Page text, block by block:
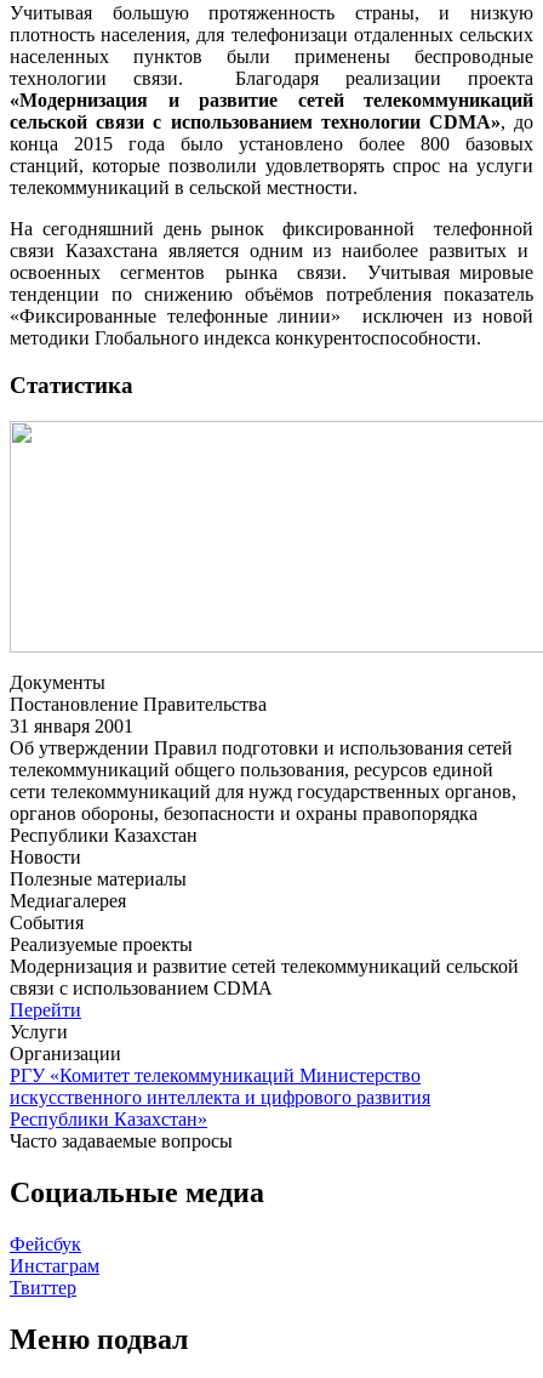
Учитывая большую протяженность страны, и низкую
плотность населения, для телефонизаци отдаленных сельских
населенных пунктов были применены беспроводные
технологии связи. Благодаря реализации проекта
«Модернизация и развитие сетей телекоммуникаций
сельской связи с использованием технологии CDMA», до
конца 2015 года было установлено более 800 базовых
станций, которые позволили удовлетворять спрос на услуги
телекоммуникаций в сельской местности.
На сегодняшний день рынок фиксированной телефонной
связи Казахстана является одним из наиболее развитых и
освоенных сегментов рынка связи. Учитывая мировые
тенденции по снижению объёмов потребления показатель
«Фиксированные телефонные линии» исключен из новой
методики Глобального индекса конкурентоспособности.
Статистика
Документы
Постановление Правительства
31 января 2001
Об утверждении Правил подготовки и использования сетей
телекоммуникаций общего пользования, ресурсов единой
сети телекоммуникаций для нужд государственных органов,
органов обороны, безопасности и охраны правопорядка
Республики Казахстан
Новости
Полезные материалы
Медиагалерея
События
Реализуемые проекты
Модернизация и развитие сетей телекоммуникаций сельской
связи с использованием CDMA
Перейти
Услуги
Организации
РГУ «Комитет телекоммуникаций Министерство
искусственного интеллекта и цифрового развития
Республики Казахстан»
Часто задаваемые вопросы
Социальные медиа
Фейсбук
Инстаграм
Твиттер
Меню подвал